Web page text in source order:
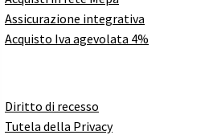
Assicurazione integrativa
Acquisto Iva agevolata 4%
Diritto di recesso
Tutela della Privacy